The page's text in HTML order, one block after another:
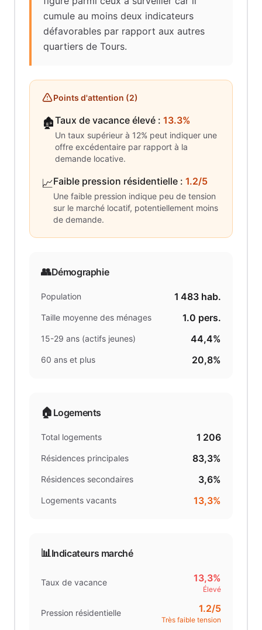
cumule au moins deux indicateurs
défavorables par rapport aux autres
quartiers de Tours.
Points d'attention (2)
🏚️Taux de vacance élevé : 13.3%
Un taux supérieur à 12% peut indiquer une
offre excédentaire par rapport à la
demande locative.
📈Faible pression résidentielle : 1.2/5
Une faible pression indique peu de tension
sur le marché locatif, potentiellement moins
de demande.
👥Démographie
Population 1 483 hab.
Taille moyenne des ménages 1.0 pers.
15-29 ans (actifs jeunes) 44,4%
60 ans et plus 20,8%
🏠 Logements
Total logements 1 206
Résidences principales 83,3%
Résidences secondaires 3,6%
Logements vacants 13,3%
📊Indicateurs marché
Taux de vacance 13,3%
Élevé
Pression résidentielle 1.2/5
Très faible tension